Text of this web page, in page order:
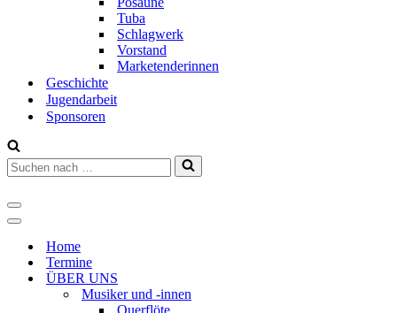
Tuba
Schlagwerk
Vorstand
Marketenderinnen
Geschichte
Jugendarbeit
Sponsoren
Suchen
nach …
Navigations-
Menü
Navigations-
Home
Termine
ÜBER UNS
Musiker und -innen
Querflöte